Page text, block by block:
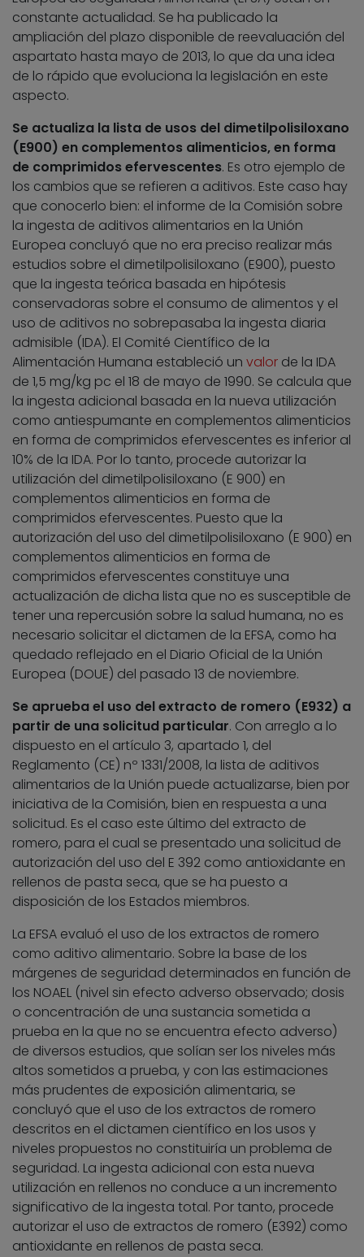
constante actualidad. Se ha publicado la
ampliación del plazo disponible de reevaluación del
aspartato hasta mayo de 2013, lo que da una idea
de lo rápido que evoluciona la legislación en este
aspecto.
Se actualiza la lista de usos del dimetilpolisiloxano
(E900) en complementos alimenticios, en forma
de comprimidos efervescentes. Es otro ejemplo de
los cambios que se refieren a aditivos. Este caso hay
que conocerlo bien: el informe de la Comisión sobre
la ingesta de aditivos alimentarios en la Unión
Europea concluyó que no era preciso realizar más
estudios sobre el dimetilpolisiloxano (E900), puesto
que la ingesta teórica basada en hipótesis
conservadoras sobre el consumo de alimentos y el
uso de aditivos no sobrepasaba la ingesta diaria
admisible (IDA). El Comité Científico de la
Alimentación Humana estableció un valor de la IDA
de 1,5 mg/kg pc el 18 de mayo de 1990. Se calcula que
la ingesta adicional basada en la nueva utilización
como antiespumante en complementos alimenticios
en forma de comprimidos efervescentes es inferior al
10% de la IDA. Por lo tanto, procede autorizar la
utilización del dimetilpolisiloxano (E 900) en
complementos alimenticios en forma de
comprimidos efervescentes. Puesto que la
autorización del uso del dimetilpolisiloxano (E 900) en
complementos alimenticios en forma de
comprimidos efervescentes constituye una
actualización de dicha lista que no es susceptible de
tener una repercusión sobre la salud humana, no es
necesario solicitar el dictamen de la EFSA, como ha
quedado reflejado en el Diario Oficial de la Unión
Europea (DOUE) del pasado 13 de noviembre.
Se aprueba el uso del extracto de romero (E932) a
partir de una solicitud particular. Con arreglo a lo
dispuesto en el artículo 3, apartado 1, del
Reglamento (CE) nº 1331/2008, la lista de aditivos
alimentarios de la Unión puede actualizarse, bien por
iniciativa de la Comisión, bien en respuesta a una
solicitud. Es el caso este último del extracto de
romero, para el cual se presentado una solicitud de
autorización del uso del E 392 como antioxidante en
rellenos de pasta seca, que se ha puesto a
disposición de los Estados miembros.
La EFSA evaluó el uso de los extractos de romero
como aditivo alimentario. Sobre la base de los
márgenes de seguridad determinados en función de
los NOAEL (nivel sin efecto adverso observado; dosis
o concentración de una sustancia sometida a
prueba en la que no se encuentra efecto adverso)
de diversos estudios, que solían ser los niveles más
altos sometidos a prueba, y con las estimaciones
más prudentes de exposición alimentaria, se
concluyó que el uso de los extractos de romero
descritos en el dictamen científico en los usos y
niveles propuestos no constituiría un problema de
seguridad. La ingesta adicional con esta nueva
utilización en rellenos no conduce a un incremento
significativo de la ingesta total. Por tanto, procede
autorizar el uso de extractos de romero (E392) como
antioxidante en rellenos de pasta seca.